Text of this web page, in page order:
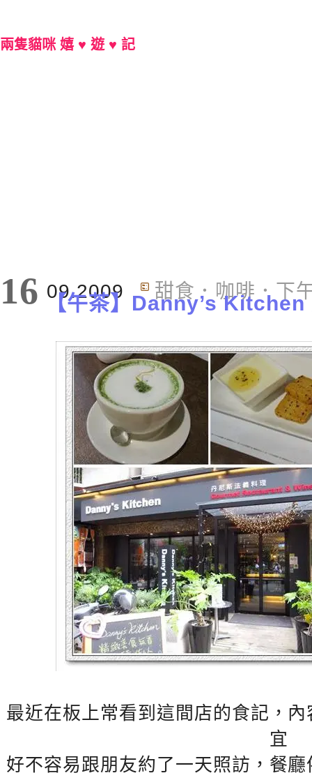
兩隻貓咪 嬉 ♥ 遊 ♥ 記
16 09.2009 甜食．咖啡．下
【午茶】Danny’s Kitchen
最近在板上常看到這間店的食記，
宜
好不容易跟朋友約了一天照訪，餐